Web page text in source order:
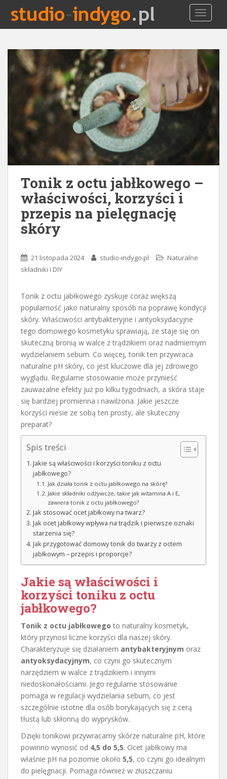
i
Tonik z octu jabłkowego –
właściwości, korzyści i
przepis na pielęgnację
skóry
21 listopada 2024 studio-indygo.pl
Naturalne
składniki i DIY
Tonik z octu jabłkowego zyskuje coraz większą
popularność jako naturalny sposób na poprawę kondycji
skóry. Właściwości antybakteryjne i antyoksydacyjne
tego domowego kosmetyku sprawiają, że staje się on
skuteczną bronią w walce z trądzikiem oraz nadmiernym
wydzielaniem sebum. Co więcej, tonik ten przywraca
naturalne pH skóry, co jest kluczowe dla jej zdrowego
wyglądu. Regularne stosowanie może przynieść
zauważalne efekty już po kilku tygodniach, a skóra staje
się bardziej promienna i nawilżona. Jakie jeszcze
korzyści niesie ze sobą ten prosty, ale skuteczny
preparat?
Spis treści
Jakie są właściwości i korzyści toniku z octu
jabłkowego?
Jak działa tonik z octu jabłkowego na skórę?
Jakie składniki odżywcze, takie jak witamina A i E,
zawiera tonik z octu jabłkowego?
Jak stosować ocet jabłkowy na twarz?
Jak ocet jabłkowy wpływa na trądzik i pierwsze oznaki
starzenia się?
Jak przygotować domowy tonik do twarzy z octem
jabłkowym – przepis i proporcje?
Jakie są właściwości i
korzyści toniku z octu
jabłkowego?
Tonik z octu jabłkowego to naturalny kosmetyk,
który przynosi liczne korzyści dla naszej skóry.
Charakteryzuje się działaniem antybakteryjnym oraz
antyoksydacyjnym, co czyni go skutecznym
narzędziem w walce z trądzikiem i innymi
niedoskonałościami. Jego regularne stosowanie
pomaga w regulacji wydzielania sebum, co jest
szczególnie istotne dla osób borykających się z cerą
tłustą lub skłonną do wyprysków.
Dzięki tonikowi przywracamy skórze naturalne pH, które
powinno wynosić od 4,5 do 5,5. Ocet jabłkowy ma
właśnie pH na poziomie około 5,5, co czyni go idealnym
do pielęgnacji. Pomaga również w złuszczaniu